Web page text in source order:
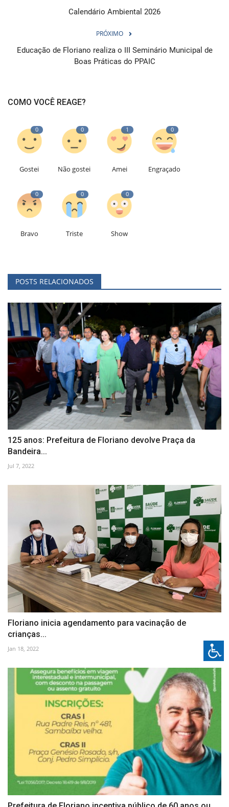
Calendário Ambiental 2026
PRÓXIMO
Educação de Floriano realiza o III Seminário Municipal de
Boas Práticas do PPAIC
COMO VOCÊ REAGE?
0
Gostei
0
Não gostei
1
Amei
0
Engraçado
0
Bravo
0
Triste
0
Show
POSTS RELACIONADOS
125 anos: Prefeitura de Floriano devolve Praça da
Bandeira...
Jul 7, 2022
Floriano inicia agendamento para vacinação de
crianças...
Jan 18, 2022